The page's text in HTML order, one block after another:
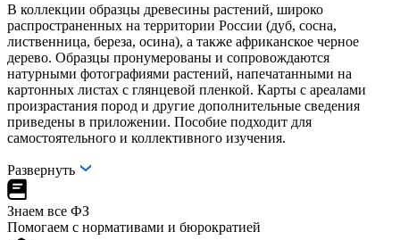
В коллекции образцы древесины растений, широко
распространенных на территории России (дуб, сосна,
лиственница, береза, осина), а также африканское черное
дерево. Образцы пронумерованы и сопровождаются
натурными фотографиями растений, напечатанными на
картонных листах с глянцевой пленкой. Карты с ареалами
произрастания пород и другие дополнительные сведения
приведены в приложении. Пособие подходит для
самостоятельного и коллективного изучения.
Развернуть
Знаем все ФЗ
Помогаем с нормативами и бюрократией